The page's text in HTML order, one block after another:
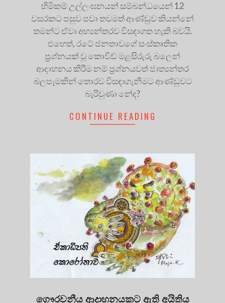
හිමිකම් උල්ලංඝනයන් සම්බන්ධයෙන් 12
වසරකට පසුව පවා තවමත් ආණ්ඩුව කියන්නේ
තමන්ට ඒවා අභ්‍යන්තරව විසඳාගත හැකි බවයි.
එහෙත්, රටේ ජනතාවගේ සංස්කෘතික
ප්‍රශ්නයක් වූ කොවිඩ් මළසිරුරු බලෙන්
ආදාහනය කිරීම නම් ප්‍රශ්නයවත් ජාත්‍යන්තර
බලපෑමකින් තොරව විසඳාගැනීමට ආණ්ඩුවට
බැරිවුණා නේද?
CONTINUE READING
ගෞරවනීය ආදාහනයකට ඇති අයිතිය